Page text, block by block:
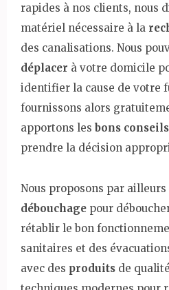
rapides à nos clients, nous
matériel nécessaire à la
des canalisations. Nous
déplacer à votre domicile
identifier la cause de votre
fournissons alors
apportons les bons conseils
prendre la décision
Nous proposons par ailleurs
débouchage pour
rétablir le bon
sanitaires et des
avec des produits de